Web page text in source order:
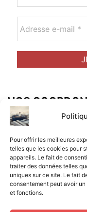
Pour offrir les meilleures
telles que les cookies pour
appareils. Le fait de
traiter des données telles
uniques sur ce site. Le fait
consentement peut avoir
et fonctions.
NOS
Adresse postal :
ALCF
34 Rue René Brunen
33950 LEGE CAP-
Mail :
contact@aperitif-